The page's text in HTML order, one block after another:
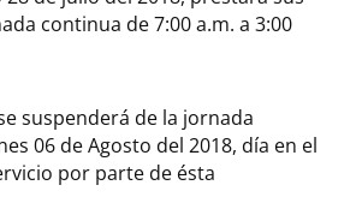
continua de 7:00 a.m. a 3:00
suspenderá de la jornada
06 de Agosto del 2018, día en el
por parte de ésta